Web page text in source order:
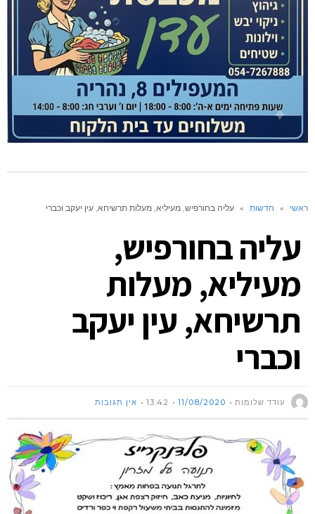
ראשי » חדשות » עליה בחורפיש, מעיליא, מעלות תרשיחא, עין יעקב וכברי
עליה בחורפיש,
מעיליא, מעלות
תרשיחא, עין יעקב
וכברי
עודד שלומות 11/08/2020
13:42 אין תגובות